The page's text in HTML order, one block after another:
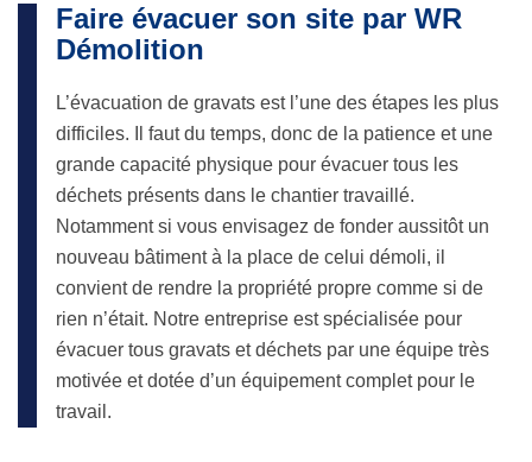
Faire évacuer son site par WR
Démolition
L’évacuation de gravats est l’une des étapes les plus
difficiles. Il faut du temps, donc de la patience et une
grande capacité physique pour évacuer tous les
déchets présents dans le chantier travaillé.
Notamment si vous envisagez de fonder aussitôt un
nouveau bâtiment à la place de celui démoli, il
convient de rendre la propriété propre comme si de
rien n’était. Notre entreprise est spécialisée pour
évacuer tous gravats et déchets par une équipe très
motivée et dotée d’un équipement complet pour le
travail.